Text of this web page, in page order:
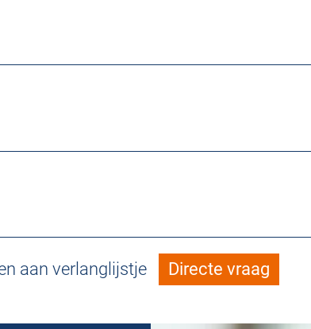
aan verlanglijstje Directe vraag